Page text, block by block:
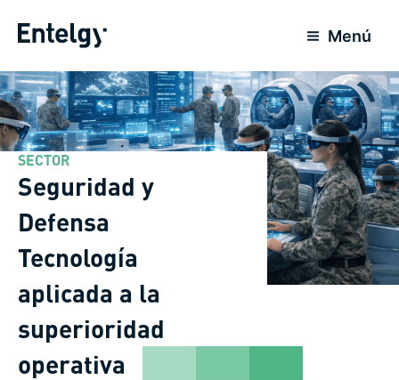
Menú
SECTOR
Seguridad y
Defensa
Tecnología
aplicada a la
superioridad
operativa